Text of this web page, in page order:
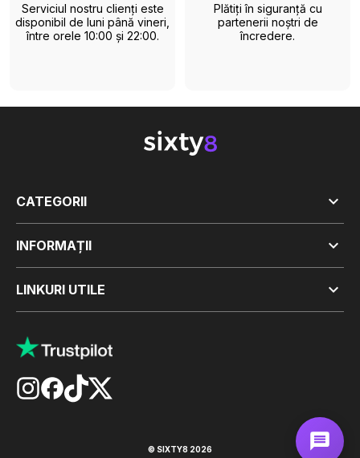
Serviciul nostru clienți este
disponibil de luni până vineri,
între orele 10:00 și 22:00.
Plătiți în siguranță cu
partenerii noștri de
încredere.
CATEGORII 
INFORMAȚII 
LINKURI UTILE 
© SIXTY8 2026